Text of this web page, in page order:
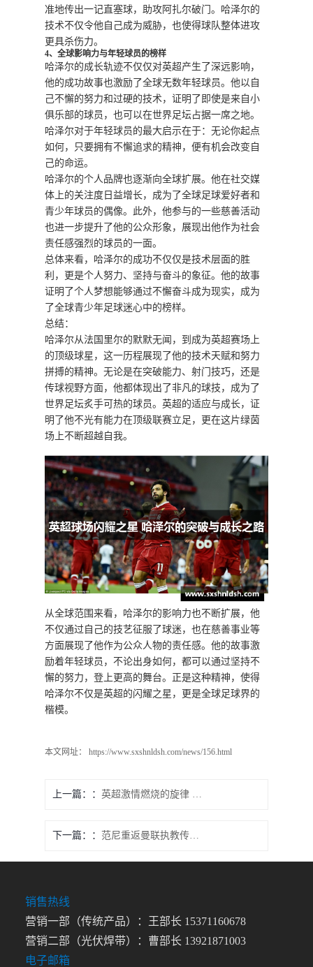
准地传出一记直塞球，助攻阿扎尔破门。哈泽尔的
技术不仅令他自己成为威胁，也使得球队整体进攻
更具杀伤力。
4、全球影响力与年轻球员的榜样
哈泽尔的成长轨迹不仅仅对英超产生了深远影响，
他的成功故事也激励了全球无数年轻球员。他以自
己不懈的努力和过硬的技术，证明了即使是来自小
俱乐部的球员，也可以在世界足坛占据一席之地。
哈泽尔对于年轻球员的最大启示在于：无论你起点
如何，只要拥有不懈追求的精神，便有机会改变自
己的命运。
哈泽尔的个人品牌也逐渐向全球扩展。他在社交媒
体上的关注度日益增长，成为了全球足球爱好者和
青少年球员的偶像。此外，他参与的一些慈善活动
也进一步提升了他的公众形象，展现出他作为社会
责任感强烈的球员的一面。
总体来看，哈泽尔的成功不仅仅是技术层面的胜
利，更是个人努力、坚持与奋斗的象征。他的故事
证明了个人梦想能够通过不懈奋斗成为现实，成为
了全球青少年足球迷心中的榜样。
总结：
哈泽尔从法国里尔的默默无闻，到成为英超赛场上
的顶级球星，这一历程展现了他的技术天赋和努力
拼搏的精神。无论是在突破能力、射门技巧，还是
传球视野方面，他都体现出了非凡的球技，成为了
世界足坛炙手可热的球员。英超的适应与成长，证
明了他不光有能力在顶级联赛立足，更在这片绿茵
场上不断超越自我。
从全球范围来看，哈泽尔的影响力也不断扩展，他
不仅通过自己的技艺征服了球迷，也在慈善事业等
方面展现了他作为公众人物的责任感。他的故事激
励着年轻球员，不论出身如何，都可以通过坚持不
懈的努力，登上更高的舞台。正是这种精神，使得
哈泽尔不仅是英超的闪耀之星，更是全球足球界的
楷模。
本文网址： https://www.sxshnldsh.com/news/156.html
上一篇： 英超激情燃烧的旋律 火热纯音乐带你领略赛场气氛
下一篇： 范尼重返曼联执教传闻：能否点燃红魔新希望
销售热线
营销一部（传统产品）：王部长 15371160678
营销二部（光伏焊带）：曹部长 13921871003
电子邮箱